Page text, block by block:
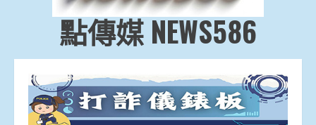
點傳媒 NEWS586